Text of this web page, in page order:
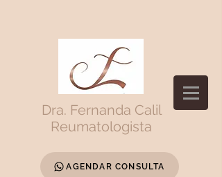
Dra. Fernanda Calil
Reumatologista
AGENDAR CONSULTA